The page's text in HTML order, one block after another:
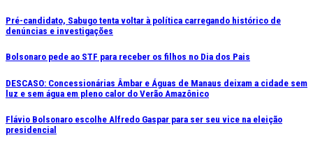
Ir
para
o
Pré-candidato, Sabugo tenta voltar à política carregando histórico de
denúncias e investigações
Bolsonaro pede ao STF para receber os filhos no Dia dos Pais
DESCASO: Concessionárias Âmbar e Águas de Manaus deixam a cidade sem
luz e sem água em pleno calor do Verão Amazônico
Flávio Bolsonaro escolhe Alfredo Gaspar para ser seu vice na eleição
presidencial